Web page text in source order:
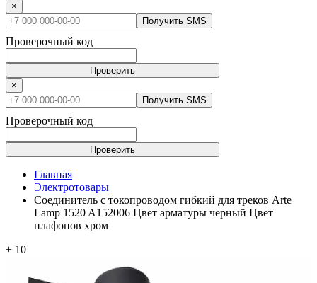
×
Получить SMS
Проверочный код
Проверить
×
Получить SMS
Проверочный код
Проверить
Главная
Электротовары
Соединитель с токопроводом гибкий для треков Arte
Lamp 1520 A152006 Цвет арматуры черный Цвет
плафонов хром
+ 10